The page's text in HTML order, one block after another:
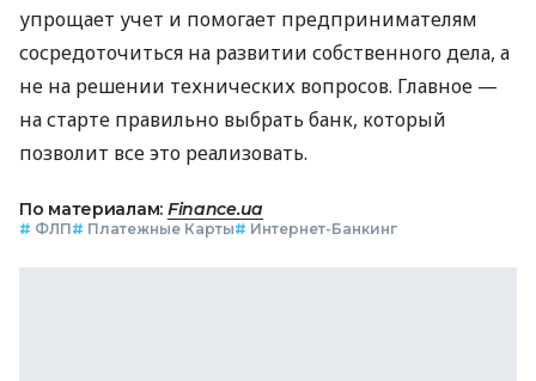
упрощает учет и помогает предпринимателям
сосредоточиться на развитии собственного дела, а
не на решении технических вопросов. Главное —
на старте правильно выбрать банк, который
позволит все это реализовать.
По материалам: Finance.ua
# ФЛП# Платежные Карты# Интернет-Банкинг